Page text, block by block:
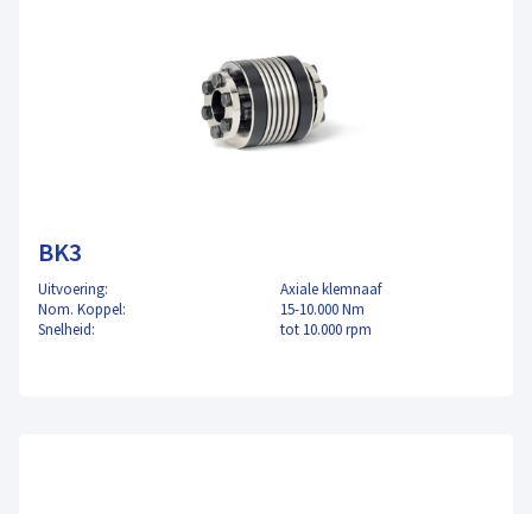
BK3
Uitvoering:
Axiale klemnaaf
Nom. Koppel:
15-10.000 Nm
Snelheid:
tot 10.000 rpm